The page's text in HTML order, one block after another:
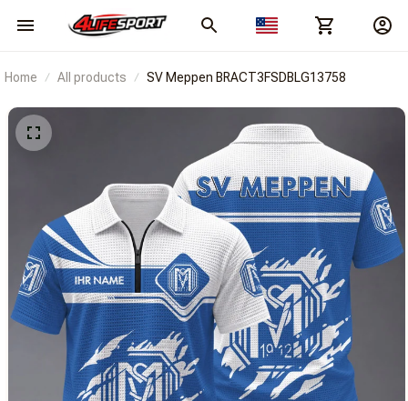
Home All products SV Meppen BRACT3FSDBLG13758